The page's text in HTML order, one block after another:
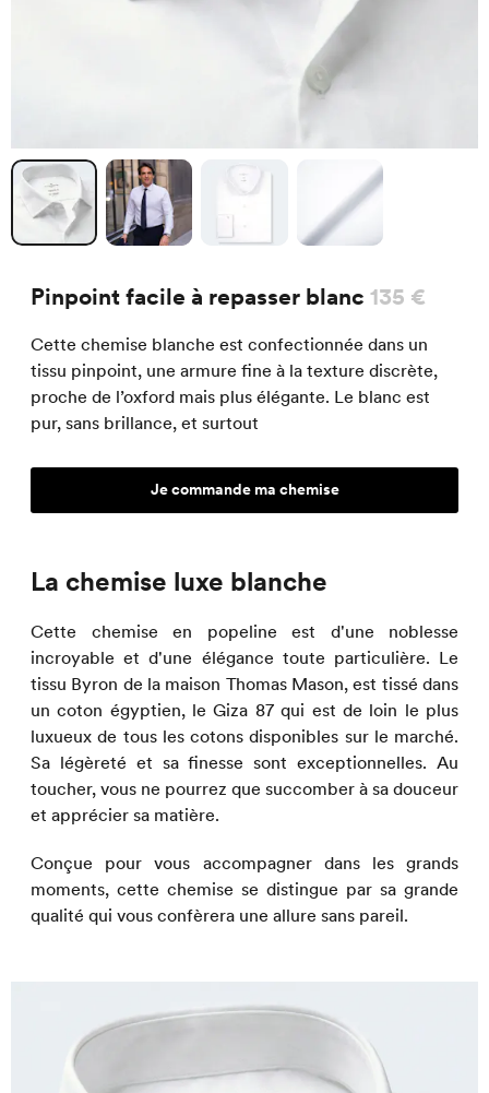
Pinpoint facile à repasser blanc 135 €
Cette chemise blanche est confectionnée dans un
tissu pinpoint, une armure fine à la texture discrète,
proche de l’oxford mais plus élégante. Le blanc est
pur, sans brillance, et surtout
Je commande ma chemise
La chemise luxe blanche
Cette chemise en popeline est d'une noblesse
incroyable et d'une élégance toute particulière. Le
tissu Byron de la maison Thomas Mason, est tissé dans
un coton égyptien, le Giza 87 qui est de loin le plus
luxueux de tous les cotons disponibles sur le marché.
Sa légèreté et sa finesse sont exceptionnelles. Au
toucher, vous ne pourrez que succomber à sa douceur
et apprécier sa matière.
Conçue pour vous accompagner dans les grands
moments, cette chemise se distingue par sa grande
qualité qui vous confèrera une allure sans pareil.